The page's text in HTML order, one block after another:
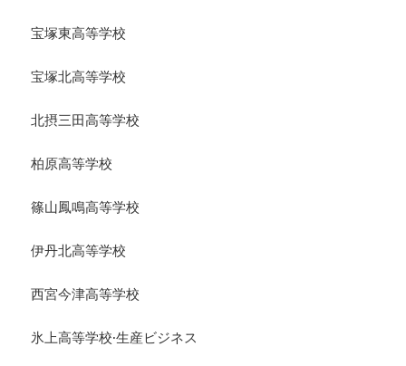
宝塚東高等学校
宝塚北高等学校
北摂三田高等学校
柏原高等学校
篠山鳳鳴高等学校
伊丹北高等学校
西宮今津高等学校
氷上高等学校·生産ビジネス